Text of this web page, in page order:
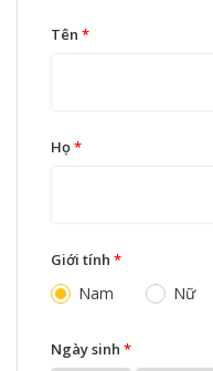
Tên *
Họ*
Giới tính *
Nam Nữ
Ngày sinh *